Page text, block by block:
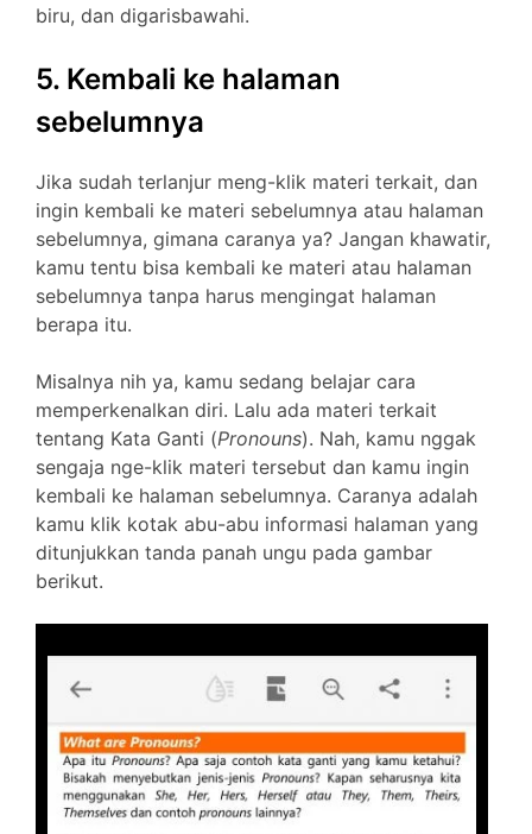
biru, dan digarisbawahi.
5. Kembali ke halaman
sebelumnya
Jika sudah terlanjur meng-klik materi terkait, dan
ingin kembali ke materi sebelumnya atau halaman
sebelumnya, gimana caranya ya? Jangan khawatir,
kamu tentu bisa kembali ke materi atau halaman
sebelumnya tanpa harus mengingat halaman
berapa itu.
Misalnya nih ya, kamu sedang belajar cara
memperkenalkan diri. Lalu ada materi terkait
tentang Kata Ganti (Pronouns). Nah, kamu nggak
sengaja nge-klik materi tersebut dan kamu ingin
kembali ke halaman sebelumnya. Caranya adalah
kamu klik kotak abu-abu informasi halaman yang
ditunjukkan tanda panah ungu pada gambar
berikut.